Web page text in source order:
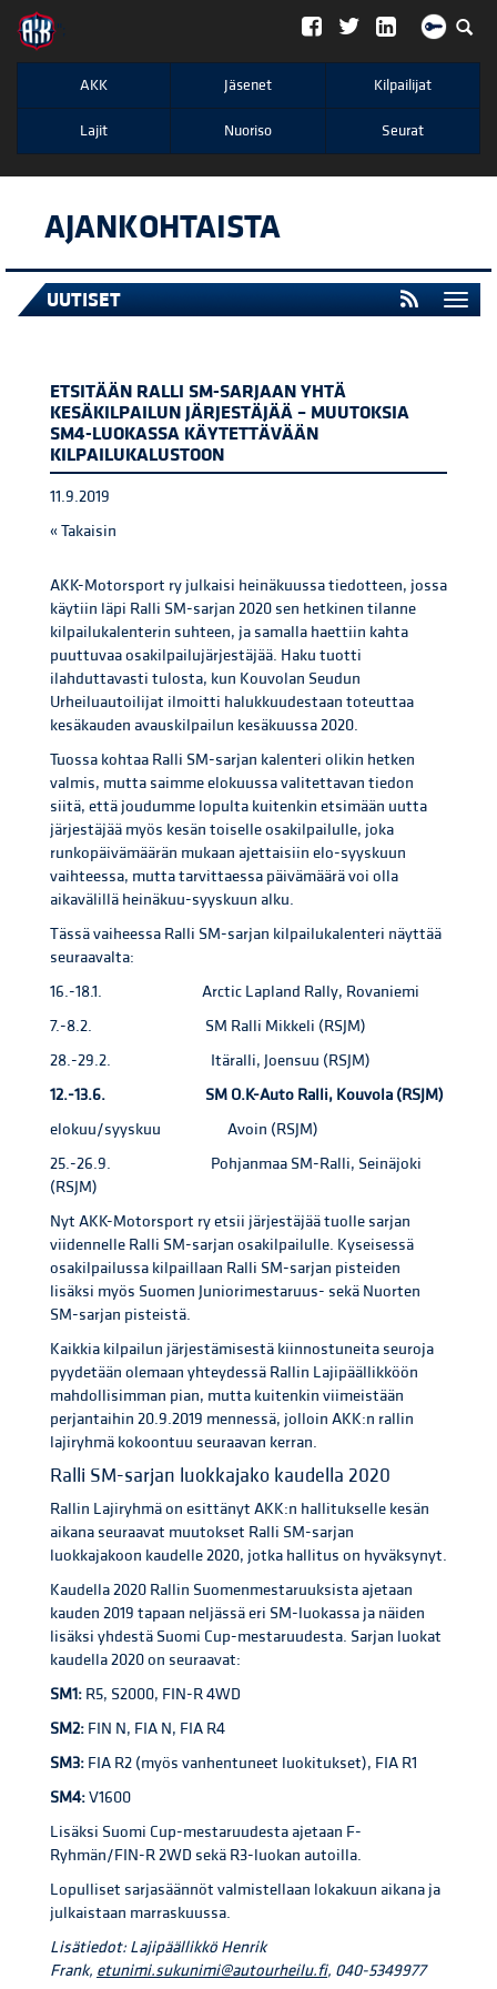
";
AKK Jäsenet Kilpailijat
Lajit Nuoriso Seurat
AJANKOHTAISTA
UUTISET
ETSITÄÄN RALLI SM-SARJAAN YHTÄ
KESÄKILPAILUN JÄRJESTÄJÄÄ – MUUTOKSIA
SM4-LUOKASSA KÄYTETTÄVÄÄN
KILPAILUKALUSTOON
11.9.2019
« Takaisin
AKK-Motorsport ry julkaisi heinäkuussa tiedotteen, jossa
käytiin läpi Ralli SM-sarjan 2020 sen hetkinen tilanne
kilpailukalenterin suhteen, ja samalla haettiin kahta
puuttuvaa osakilpailujärjestäjää. Haku tuotti
ilahduttavasti tulosta, kun Kouvolan Seudun
Urheiluautoilijat ilmoitti halukkuudestaan toteuttaa
kesäkauden avauskilpailun kesäkuussa 2020.
Tuossa kohtaa Ralli SM-sarjan kalenteri olikin hetken
valmis, mutta saimme elokuussa valitettavan tiedon
siitä, että joudumme lopulta kuitenkin etsimään uutta
järjestäjää myös kesän toiselle osakilpailulle, joka
runkopäivämäärän mukaan ajettaisiin elo-syyskuun
vaihteessa, mutta tarvittaessa päivämäärä voi olla
aikavälillä heinäkuu-syyskuun alku.
Tässä vaiheessa Ralli SM-sarjan kilpailukalenteri näyttää
seuraavalta:
16.-18.1. Arctic Lapland Rally, Rovaniemi
7.-8.2. SM Ralli Mikkeli (RSJM)
28.-29.2. Itäralli, Joensuu (RSJM)
12.-13.6. SM O.K-Auto Ralli, Kouvola (RSJM)
elokuu/syyskuu Avoin (RSJM)
25.-26.9. Pohjanmaa SM-Ralli, Seinäjoki
(RSJM)
Nyt AKK-Motorsport ry etsii järjestäjää tuolle sarjan
viidennelle Ralli SM-sarjan osakilpailulle. Kyseisessä
osakilpailussa kilpaillaan Ralli SM-sarjan pisteiden
lisäksi myös Suomen Juniorimestaruus- sekä Nuorten
SM-sarjan pisteistä.
Kaikkia kilpailun järjestämisestä kiinnostuneita seuroja
pyydetään olemaan yhteydessä Rallin Lajipäällikköön
mahdollisimman pian, mutta kuitenkin viimeistään
perjantaihin 20.9.2019 mennessä, jolloin AKK:n rallin
lajiryhmä kokoontuu seuraavan kerran.
Ralli SM-sarjan luokkajako kaudella 2020
Rallin Lajiryhmä on esittänyt AKK:n hallitukselle kesän
aikana seuraavat muutokset Ralli SM-sarjan
luokkajakoon kaudelle 2020, jotka hallitus on hyväksynyt.
Kaudella 2020 Rallin Suomenmestaruuksista ajetaan
kauden 2019 tapaan neljässä eri SM-luokassa ja näiden
lisäksi yhdestä Suomi Cup-mestaruudesta. Sarjan luokat
kaudella 2020 on seuraavat:
SM1: R5, S2000, FIN-R 4WD
SM2: FIN N, FIA N, FIA R4
SM3: FIA R2 (myös vanhentuneet luokitukset), FIA R1
SM4:V1600
Lisäksi Suomi Cup-mestaruudesta ajetaan F-
Ryhmän/FIN-R 2WD sekä R3-luokan autoilla.
Lopulliset sarjasäännöt valmistellaan lokakuun aikana ja
julkaistaan marraskuussa.
Lisätiedot: Lajipäällikkö Henrik
Frank, etunimi.sukunimi@autourheilu.fi, 040-5349977